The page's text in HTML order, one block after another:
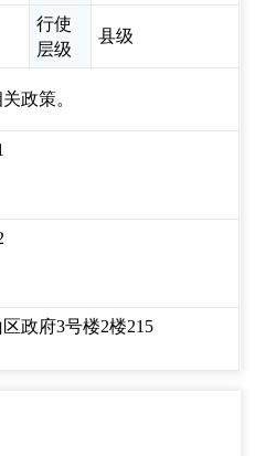
行使
层级
县级
政策。
政府3号楼2楼215